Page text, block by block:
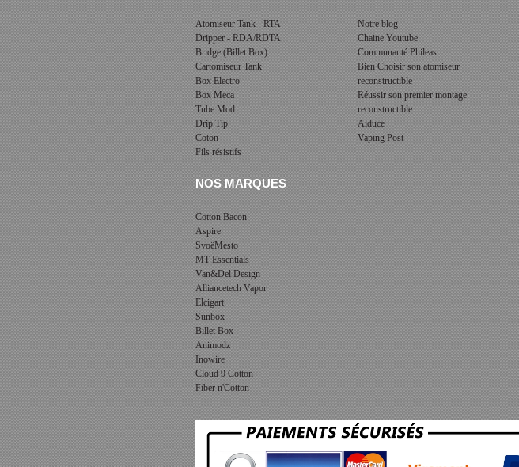
Atomiseur Tank - RTA
Dripper - RDA/RDTA
Bridge (Billet Box)
Cartomiseur Tank
Box Electro
Box Meca
Tube Mod
Drip Tip
Coton
Fils résistifs
NOS MARQUES
Cotton Bacon
Aspire
SvoëMesto
MT Essentials
Van&Del Design
Alliancetech Vapor
Elcigart
Sunbox
Billet Box
Animodz
Inowire
Cloud 9 Cotton
Fiber n'Cotton
Notre blog
Chaine Youtube
Communauté Phileas
Bien Choisir son atomiseur
reconstructible
Réussir son premier montage
reconstructible
Aiduce
Vaping Post